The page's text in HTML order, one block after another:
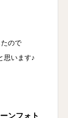
ので
思います♪
ンフォト